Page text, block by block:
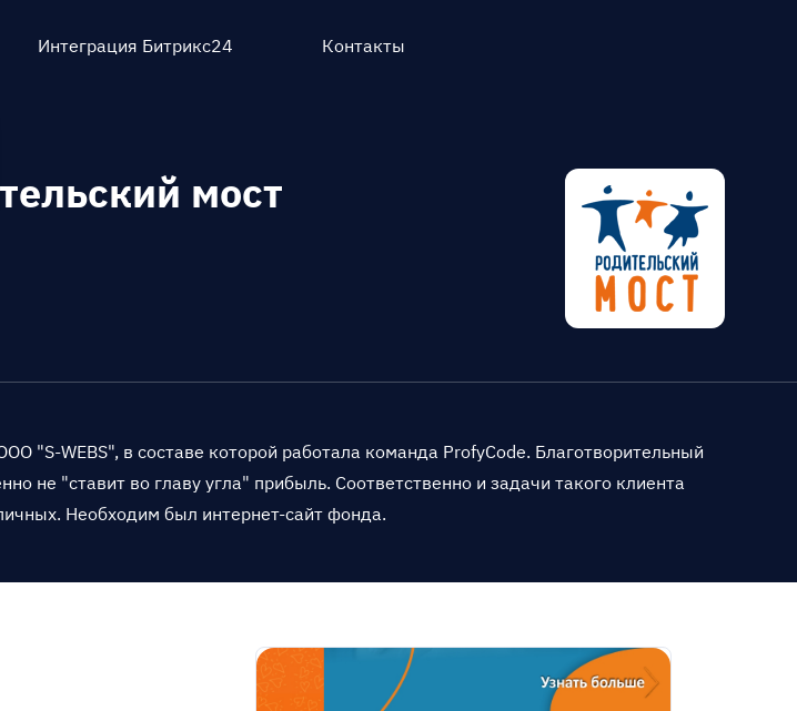
Интеграция Битрикс24 Контакты
мост
"S-WEBS", в составе которой работала команда ProfyCode. Благотворительный
не "ставит во главу угла" прибыль. Соответственно и задачи такого клиента
Необходим был интернет-сайт фонда.